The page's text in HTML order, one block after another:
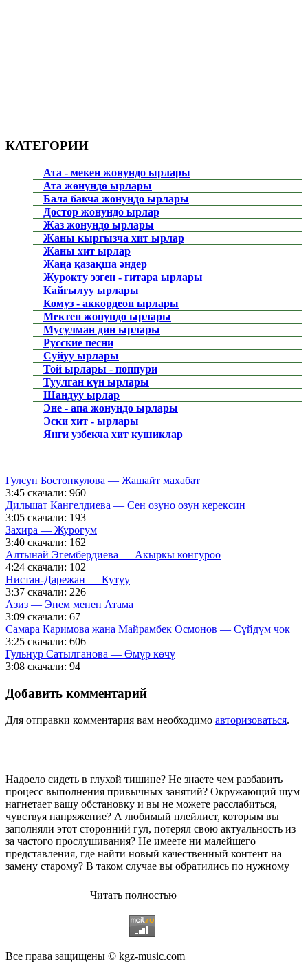
КАТЕГОРИИ
Ата - мекен жонундо ырлары
Ата жөнүндө ырлары
Бала бакча жонундо ырлары
Достор жонундо ырлар
Жаз жонундо ырлары
Жаны кыргызча хит ырлар
Жаны хит ырлар
Жаңа қазақша әндер
Журокту эзген - гитара ырлары
Кайгылуу ырлары
Комуз - аккордеон ырлары
Мектеп жонундо ырлары
Мусулман дин ырлары
Русские песни
Суйуу ырлары
Той ырлары - поппури
Туулган күн ырлары
Шандуу ырлар
Эне - апа жонундо ырлары
Эски хит - ырлары
Янги узбекча хит кушиклар
Гулсун Бостонкулова — Жашайт махабат
3:45 скачали: 960
Дильшат Кангелдиева — Сен озуно озун керексин
3:05 скачали: 193
Захира — Журогум
3:40 скачали: 162
Алтынай Эгембердиева — Акыркы конгуроо
4:24 скачали: 102
Нистан-Дарежан — Кутуу
3:37 скачали: 226
Азиз — Энем менен Атама
3:09 скачали: 67
Самара Каримова жана Майрамбек Осмонов — Сүйдүм чок
3:25 скачали: 606
Гульнур Сатылганова — Өмүр көчү
3:08 скачали: 94
Добавить комментарий
Для отправки комментария вам необходимо авторизоваться.
Надоело сидеть в глухой тишине? Не знаете чем разбавить
процесс выполнения привычных занятий? Окружающий шум
нагнетает вашу обстановку и вы не можете расслабиться,
чувствуя напряжение? А любимый плейлист, которым вы
заполняли этот сторонний гул, потерял свою актуальность из
за частого прослушивания? Не имеете ни малейшего
представления, где найти новый качественный контент на
замену старому? В таком случае вы обратились по нужному
адресу!
Музыкальный портал KGZ Musicс большой радостью
приветствует своих старых и новых слушателей! Специально
для вас мы заготовили чудесную подборку самых лучших
песен всех времён во всех жанровых стилистиках. Огромное
количество старых и новых треков, самые востребованные и
Читать полностью
Все права защищены © kgz-music.com